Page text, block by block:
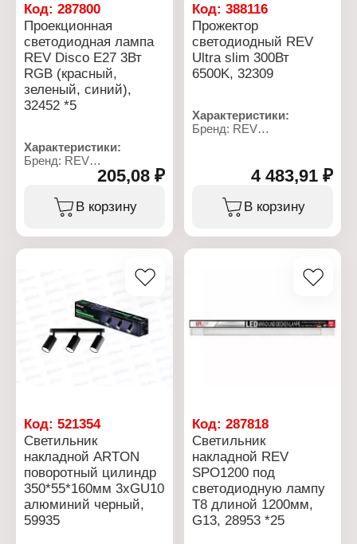
Код: 287800
Проекционная
светодиодная лампа
REV Disco E27 3Вт
RGB (красный,
зеленый, синий),
32452 *5
Характеристики:
Бренд: REV
Артикул: 32452 2
Тип товара: Лампа
Вид: светодиодная
Способ установки: в
Мощность: 3 Вт
Напряжение: 220 В
Цвет свечения:
мультиколор (RGB)
металл
205,08 ₽
В корзину
Код:388116
Прожектор
светодиодный REV
Ultra slim 300Вт
6500K, 32309
Характеристики:
Бренд: REV
Тип товара: Прожектор
Вид: светодиодный
Мощность: 300 Вт
Степень защиты: IP65
Лм
Цвет корпуса: черный
Температура свечения:
6500 К
4 483,91 ₽
В корзину
Код: 521354
Светильник
накладной ARTON
поворотный цилиндр
350*55*160мм 3хGU10
алюминий черный,
59935
Код:287818
Светильник
накладной REV
SPO1200 под
светодиодную лампу
T8 длиной 1200мм,
G13, 28953 *25